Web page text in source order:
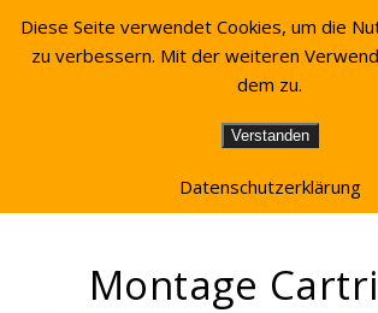
Montage
Diese Seite verwendet Cookies, um die
zu verbessern. Mit der weiteren
dem zu.
Verstanden
Datenschutzerklärung